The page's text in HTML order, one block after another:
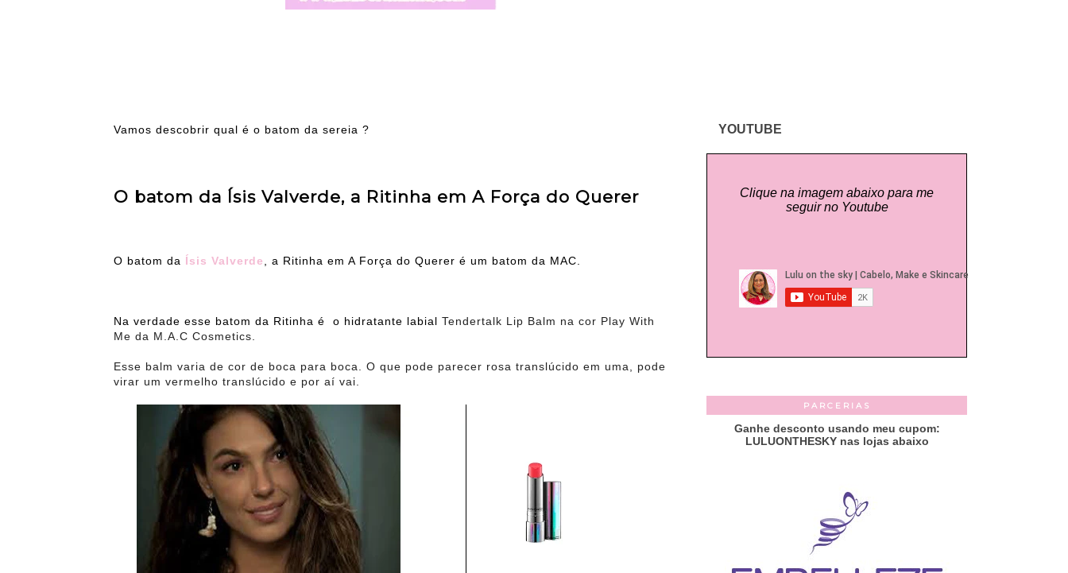
Vamos descobrir qual é o batom da sereia ?
O batom da Ísis Valverde, a Ritinha em A Força do Querer
O batom da Ísis Valverde , a Ritinha em A Força do Querer é um batom da MAC.
Na verdade esse batom da Ritinha é o hidratante labial Tendertalk Lip Balm na cor Play With
Me da M.A.C Cosmetics.
Esse balm varia de cor de boca para boca. O que pode parecer rosa translúcido em uma, pode
virar um vermelho translúcido e por aí vai.
YOUTUBE
Clique na imagem abaixo para me
seguir no Youtube
PARCERIAS
Ganhe desconto usando meu cupom:
LULUONTHESKY nas lojas abaixo